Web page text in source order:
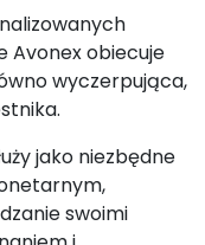
Avonex obiecuje
wyczerpująca,
jako niezbędne
swoimi